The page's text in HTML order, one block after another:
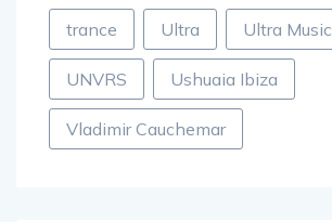
trance Ultra Ultra
UNVRS Ushuaia Ibiza
Vladimir Cauchemar